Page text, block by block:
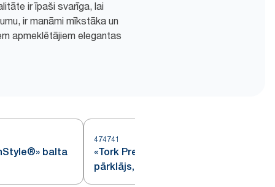
ir īpaši svarīga, lai
ir manāmi mīkstāka un
apmeklētājiem elegantas
balta
474741
«Tork Premium Linstyle®»
pārklājs, balts